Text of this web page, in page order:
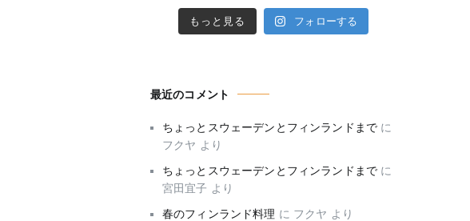
もっと見る フォローする
最近のコメント
ちょっとスウェーデンとフィンランドまで に
フクヤ より
ちょっとスウェーデンとフィンランドまで に
宮田宜子 より
春のフィンランド料理 に フクヤ より